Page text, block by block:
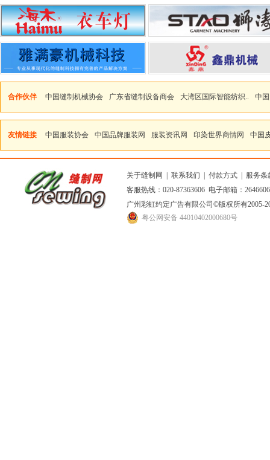
合作伙伴 中国缝制机械协会 广东省缝制设备商会 大湾区国际智能纺织.. 中
友情链接 中国服装协会 中国品牌服装网 服装资讯网 印染世界商情网 中国
关于缝制网 联系我们 付款方式
服务条
客服热线：020-87363606 电子邮箱：
广州彩虹约定广告有限公司 ©版权所有2005-
粤公网安备 44010402000680号